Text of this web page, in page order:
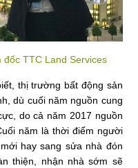
đốc TTC Land Services
thị trường bất động sản
dù cuối năm nguồn cung
do cả năm 2017 nguồn
năm là thời điểm người
hay sang sửa nhà đón
thiện, nhận nhà sớm sẽ